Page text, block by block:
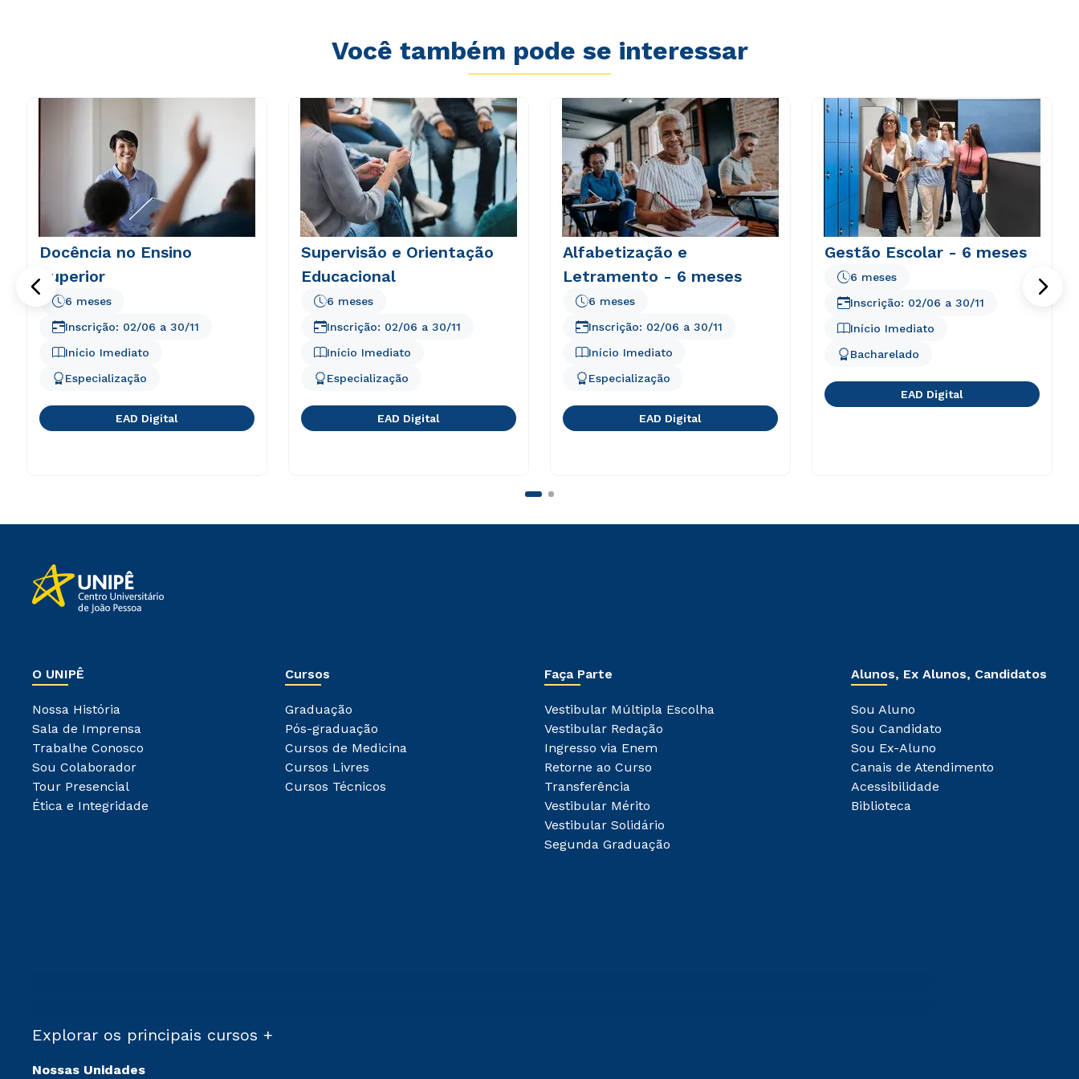
Você também pode se interessar
Docência no Ensino
Superior
Início Imediato
6 meses
Especialização
Inscrição: 02/06 a 30/11
EAD Digital
Supervisão e Orientação
Educacional
Início Imediato
6 meses
Especialização
Inscrição: 02/06 a 30/11
EAD Digital
Alfabetização e
Letramento - 6 meses
Início Imediato
6 meses
Especialização
Inscrição: 02/06 a 30/11
EAD Digital
Gestão Escolar - 6 meses
Início Imediato
6 meses
Bacharelado
Inscrição: 02/06 a 30/11
EAD Digital
O UNIPÊ
Nossa História
Sala de Imprensa
Trabalhe Conosco
Sou Colaborador
Tour Presencial
Ética e Integridade
Cursos
Graduação
Pós-graduação
Cursos de Medicina
Cursos Livres
Cursos Técnicos
Faça Parte
Vestibular Múltipla Escolha
Vestibular Redação
Ingresso via Enem
Retorne ao Curso
Transferência
Vestibular Mérito
Vestibular Solidário
Segunda Graduação
Alunos, Ex Alunos, Candidatos
Sou Aluno
Sou Candidato
Sou Ex-Aluno
Canais de Atendimento
Acessibilidade
Biblioteca
Explorar os principais cursos +
Nossas Unidades